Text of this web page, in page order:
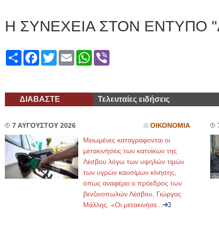
Η ΣΥΝΕΧΕΙΑ ΣΤΟΝ ΕΝΤΥΠΟ
ShareFacebook
TwitterEmailWhatsApp
ΔΙΑΒΑΣΤΕ Τελευταίες ειδήσεις
7 ΑΥΓΟΥΣΤΟΥ 2026 ΟΙΚΟΝΟΜΙΑ
Μειωμένες καταγράφονται οι
μετακινήσεις των κατοίκων της
Λέσβου λόγω των υψηλών τιμών
των υγρών καυσίμων κίνησης,
όπως αναφέρει ο πρόεδρος των
βενζινοπωλών Λέσβου, Γιώργος
Μάλλης. «Οι μετακινήσε...